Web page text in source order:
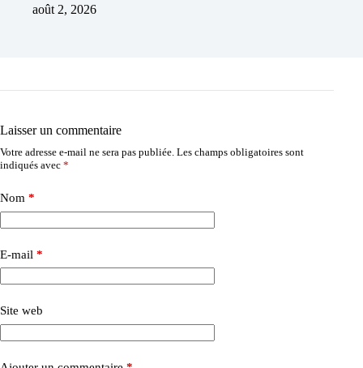
août 2, 2026
Laisser un commentaire
Votre adresse e-mail ne sera pas publiée. Les champs obligatoires sont
indiqués avec *
Nom *
E-mail *
Site web